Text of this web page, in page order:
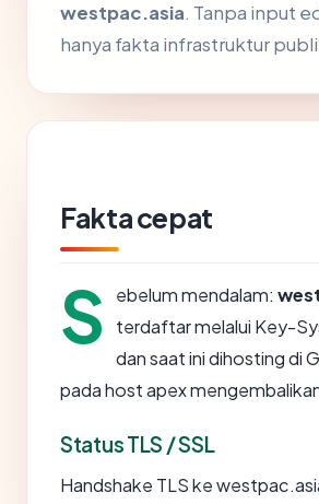
westpac.asia. Tanpa input
hanya fakta infrastruktur
Fakta cepat
S ebelum mendalam:
terdaftar melalui Key-
dan saat ini dihosting di
pada host apex
Status TLS / SSL
Handshake TLS ke